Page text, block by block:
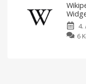
4.
6